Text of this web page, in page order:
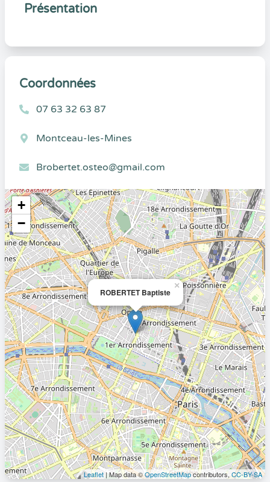
Présentation
Coordonnées
07 63 32 63 87
Montceau-les-Mines
Brobertet.osteo@gmail.com
ROBERTET Baptiste
×
+
−
Leaflet| Map data ©OpenStreetMapcontributors, CC-BY-SA